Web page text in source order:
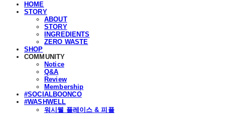
HOME
STORY
ABOUT
STORY
INGREDIENTS
ZERO WASTE
SHOP
COMMUNITY
Notice
Q&A
Review
Membership
#SOCIALBOONCO
#WASHWELL
워시웰 플레이스 & 피플